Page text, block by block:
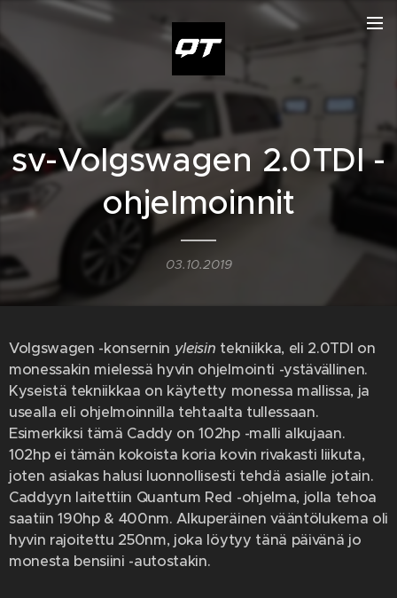
sv-Volgswagen 2.0TDI -
ohjelmoinnit
03.10.2019
Volgswagen -konsernin yleisin tekniikka, eli 2.0TDI on
monessakin mielessä hyvin ohjelmointi -ystävällinen.
Kyseistä tekniikkaa on käytetty monessa mallissa, ja
usealla eli ohjelmoinnilla tehtaalta tullessaan.
Esimerkiksi tämä Caddy on 102hp -malli alkujaan.
102hp ei tämän kokoista koria kovin rivakasti liikuta,
joten asiakas halusi luonnollisesti tehdä asialle jotain.
Caddyyn laitettiin Quantum Red -ohjelma, jolla tehoa
saatiin 190hp & 400nm. Alkuperäinen vääntölukema oli
hyvin rajoitettu 250nm, joka löytyy tänä päivänä jo
monesta bensiini -autostakin.